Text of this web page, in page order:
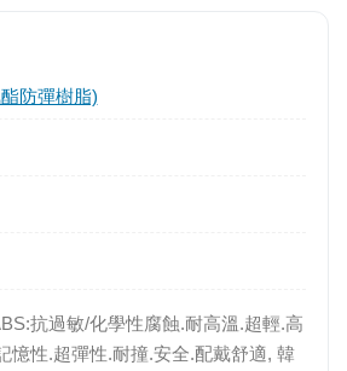
防彈樹脂)
抗過敏/化學性腐蝕.耐高溫.超輕.高
憶性.超彈性.耐撞.安全.配戴舒適, 韓